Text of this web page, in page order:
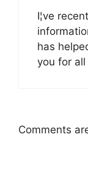
I¦ve
has
you for
Comments